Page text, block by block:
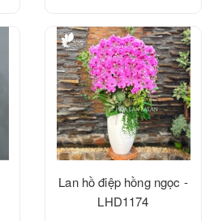
Lan hồ điệp hồng ngọc -
LHD1174